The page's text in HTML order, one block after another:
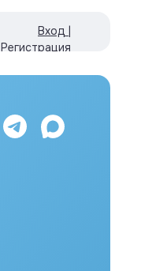
Вход |
Регистрация